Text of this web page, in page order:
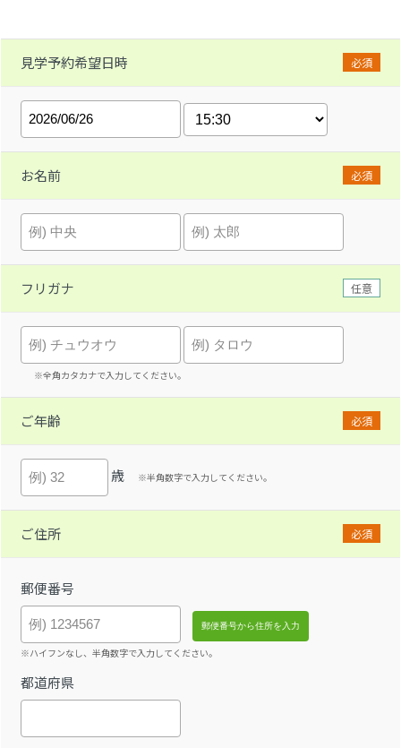
見学予約希望日時 必須
お名前 必須
フリガナ 任意
※全角カタカナで入力してください。
ご年齢 必須
歳 ※半角数字で入力してください。
ご住所 必須
郵便番号
※ハイフンなし、半角数字で入力してください。
都道府県